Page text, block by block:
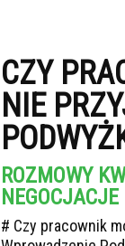
CZY
NIE
ROZMOWY
# Czy pracownik